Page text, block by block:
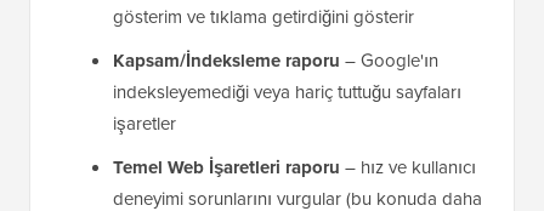
gösterim ve tıklama getirdiğini gösterir
Kapsam/İndeksleme raporu – Google'ın
indeksleyemediği veya hariç tuttuğu sayfaları
işaretler
Temel Web İşaretleri raporu – hız ve kullanıcı
deneyimi sorunlarını vurgular (bu konuda daha